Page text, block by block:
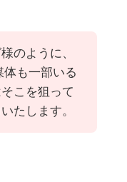
のように、
も一部いる
こを狙って
たします。